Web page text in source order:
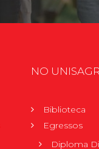
NO
Biblioteca
Egressos
Diploma